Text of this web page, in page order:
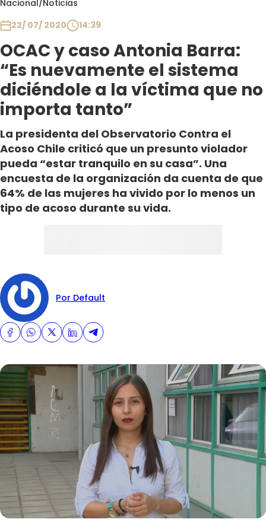
Nacional/Noticias
22/ 07/ 2020
14:39
OCAC y caso Antonia Barra:
“Es nuevamente el sistema
diciéndole a la víctima que no
importa tanto”
La presidenta del Observatorio Contra el
Acoso Chile criticó que un presunto violador
pueda “estar tranquilo en su casa”. Una
encuesta de la organización da cuenta de que
64% de las mujeres ha vivido por lo menos un
tipo de acoso durante su vida.
Por Default
Club De La Comedia
Contigo en Directo
Plan Perfecto
El Tiempo
Sabingo
Todos Los Programas